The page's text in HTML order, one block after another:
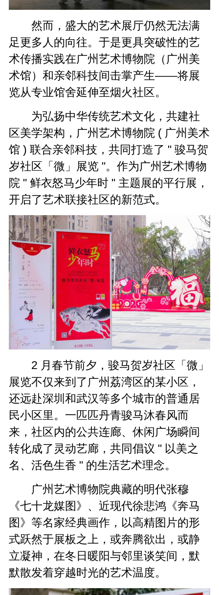
然而，盛大的艺术展厅仍然无法满
足更多人的向往。于是更具突破性的艺
术传播实践在广州艺术博物院（广州美
术馆）和亲邻科技间击掌产生——将展
览从专业馆舍延伸至烟火社区。
为弘扬中华传统艺术文化，共建社
区美学架构，广州艺术博物院 ( 广州美术
馆 ) 联合亲邻科技，共同打造了 " 骏马贺
岁社区「微」展览 "。作为广州艺术博物
院 " 鲜衣怒马少年时 " 主题展的平行展，
开启了艺术联接社区的新范式。
2 月春节前夕，骏马贺岁社区「微」
展览不仅来到了广州荔湾区的某小区，
还远赴深圳和武汉等多个城市的普通居
民小区里。一匹匹丹青骏马沐春风而
来，社区内的公共连廊、休闲广场瞬间
转化成了灵动艺廊，共同倡议 " 以美之
名、活色生香 " 的生活艺术理念。
广州艺术博物院典藏的明代张穆
《七十龙媒图》、近现代徐悲鸿《奔马
图》等名家经典画作，以高精图片的形
式跃然于展板之上，或奔腾欲出，或静
立凝神，在冬日暖阳与邻里谈笑间，默
默散发着穿越时光的艺术温度。